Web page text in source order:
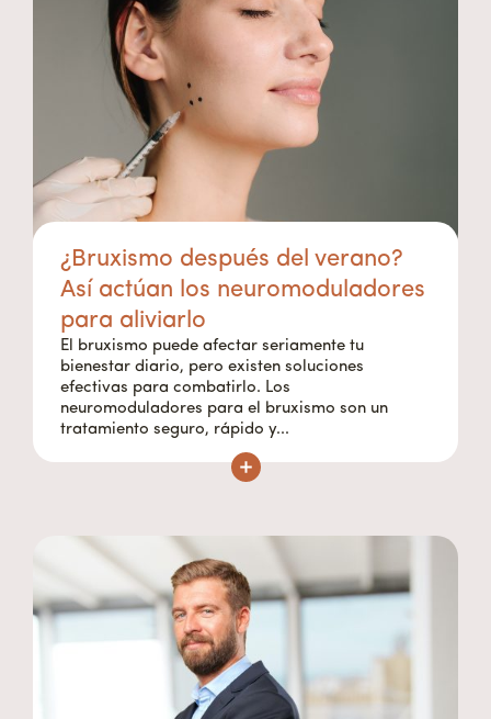
¿Bruxismo después del verano?
Así actúan los neuromoduladores
para aliviarlo
El bruxismo puede afectar seriamente tu
bienestar diario, pero existen soluciones
efectivas para combatirlo. Los
neuromoduladores para el bruxismo son un
tratamiento seguro, rápido y...